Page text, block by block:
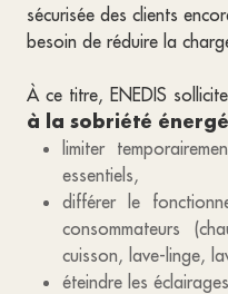
sécurisée des clients
besoin de réduire la
À ce titre, ENEDIS
à la sobriété
limiter
essentiels,
différer le
consommateurs
cuisson, lave-linge,
éteindre les